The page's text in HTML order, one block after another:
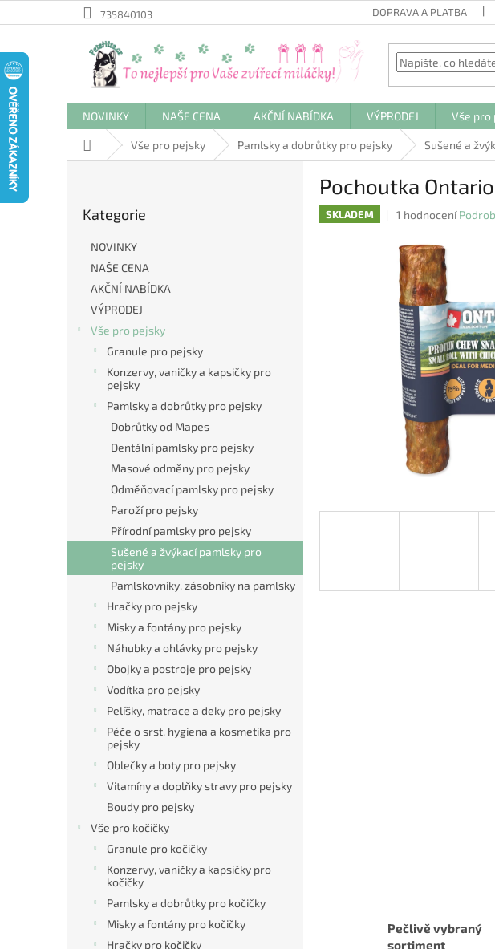
na
735840103 DOPRAVA A PLATBA
NOVINKY NAŠE CENA AKČNÍ NABÍDKA VÝPRODEJ Vše pro
Domů Vše pro pejsky Pamlsky a dobrůtky pro pejsky Sušené a
kategorie
Kategorie
NOVINKY
NAŠE CENA
AKČNÍ NABÍDKA
VÝPRODEJ
Vše pro pejsky
Granule pro pejsky
Konzervy, vaničky a kapsičky pro
pejsky
Pamlsky a dobrůtky pro pejsky
Dobrůtky od Mapes
Dentální pamlsky pro pejsky
Masové odměny pro pejsky
Odměňovací pamlsky pro pejsky
Paroží pro pejsky
Přírodní pamlsky pro pejsky
Sušené a žvýkací pamlsky pro
pejsky
Pamlskovníky, zásobníky na pamlsky
Hračky pro pejsky
Misky a fontány pro pejsky
Náhubky a ohlávky pro pejsky
Obojky a postroje pro pejsky
Vodítka pro pejsky
Pelíšky, matrace a deky pro pejsky
Péče o srst, hygiena a kosmetika pro
pejsky
Oblečky a boty pro pejsky
Vitamíny a doplňky stravy pro pejsky
Boudy pro pejsky
Vše pro kočičky
Granule pro kočičky
Konzervy, vaničky a kapsičky pro
kočičky
Pamlsky a dobrůtky pro kočičky
Misky a fontány pro kočičky
Hračky pro kočičky
Pochoutka
SKLADEM
Průměrné
produktu
je
5,0
z
5
hvězdiček.
1 hodnocení
Pečlivě vybraný
sortiment